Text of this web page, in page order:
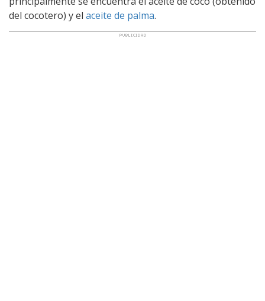
del cocotero) y el aceite de palma.